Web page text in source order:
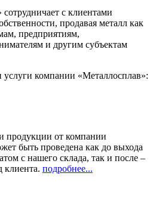
с клиентами
продавая металл как
предприятиям,
и другим субъектам
компании «Металлосплав»:
продукции от компании
быть проведена как до выхода
с нашего склада, так и после –
клиента. подробнее...